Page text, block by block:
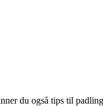
du også tips til